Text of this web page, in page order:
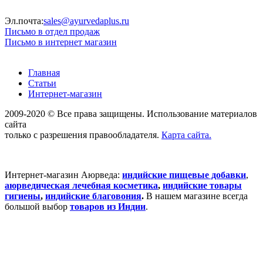
Эл.почта:sales@ayurvedaplus.ru
Письмо в отдел продаж
Письмо в интернет магазин
Главная
Статьи
Интернет-магазин
2009-2020 © Все права защищены. Использование материалов
сайта
только с разрешения правообладателя. Карта сайта.
Интернет-магазин Аюрведа: индийские пищевые добавки,
аюрведическая лечебная косметика, индийские товары
гигиены, индийские благовония. В нашем магазине всегда
большой выбор товаров из Индии.